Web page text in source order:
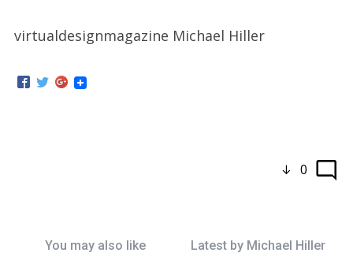
virtualdesignmagazine Michael Hiller
0
You may also like Latest by Michael Hiller